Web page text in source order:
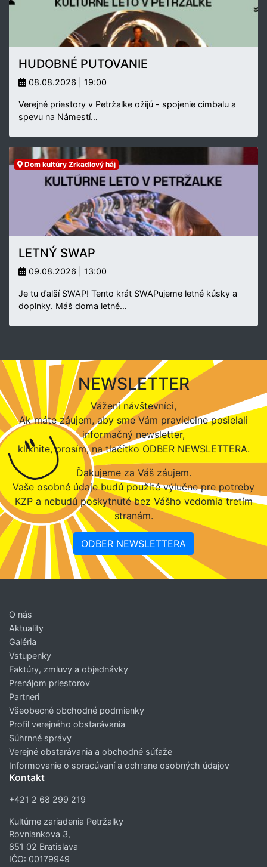
HUDOBNÉ PUTOVANIE
08.08.2026 | 19:00
Verejné priestory v Petržalke ožijú - spojenie cimbalu a
spevu na Námestí…
Dom kultúry Zrkadlový háj
LETNÝ SWAP
09.08.2026 | 13:00
Je tu ďalší SWAP! Tento krát SWAPujeme letné kúsky a
doplnky. Máš doma letné…
NEWSLETTER
Vážení návštevníci,
Ak máte záujem, aby sme Vám pravidelne posielali
informačný newsletter,
kliknite, prosím, na tlačítko ODBER NEWSLETTERA.
Ďakujeme za Váš záujem.
Vaše osobné údaje budú použité výlučne pre potreby
KZP a nebudú poskytnuté bez Vášho vedomia tretím
stranám.
ODBER NEWSLETTERA
O nás
Aktuality
Galéria
Vstupenky
Faktúry, zmluvy a objednávky
Prenájom priestorov
Partneri
Všeobecné obchodné podmienky
Profil verejného obstarávania
Súhrnné správy
Verejné obstarávania a obchodné súťaže
Informovanie o spracúvaní a ochrane osobných údajov
Kontakt
+421 2 68 299 219
Kultúrne zariadenia Petržalky
Rovniankova 3,
851 02 Bratislava
IČO: 00179949